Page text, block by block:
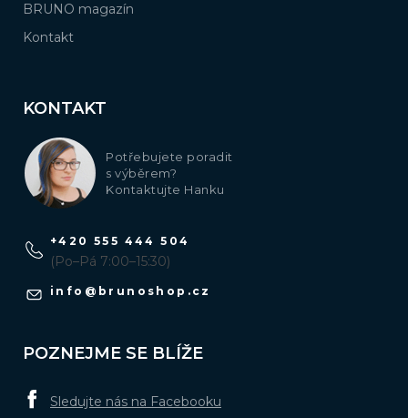
BRUNO magazín
Kontakt
KONTAKT
Potřebujete poradit
s výběrem?
Kontaktujte Hanku
info @ brunoshop.cz
+420 555 444 504
(Po–Pá 7:00–15:30)
POZNEJME SE BLÍŽE
Sledujte nás na Facebooku